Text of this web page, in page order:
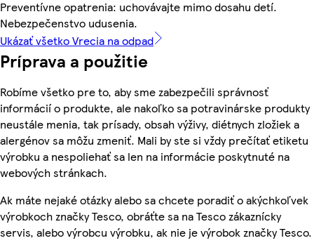
Preventívne opatrenia: uchovávajte mimo dosahu detí.
Nebezpečenstvo udusenia.
Ukázať všetko Vrecia na odpad
Príprava a použitie
Robíme všetko pre to, aby sme zabezpečili správnosť
informácií o produkte, ale nakoľko sa potravinárske produkty
neustále menia, tak prísady, obsah výživy, diétnych zložiek a
alergénov sa môžu zmeniť. Mali by ste si vždy prečítať etiketu
výrobku a nespoliehať sa len na informácie poskytnuté na
webových stránkach.
Ak máte nejaké otázky alebo sa chcete poradiť o akýchkoľvek
výrobkoch značky Tesco, obráťte sa na Tesco zákaznícky
servis, alebo výrobcu výrobku, ak nie je výrobok značky Tesco.